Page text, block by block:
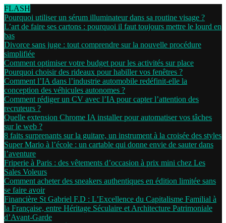
FLASH
Pourquoi utiliser un sérum illuminateur dans sa routine visage ?
L’art de faire ses cartons : pourquoi il faut toujours mettre le lourd en
bas
Divorce sans juge : tout comprendre sur la nouvelle procédure
simplifiée
Comment optimiser votre budget pour les activités sur place
Pourquoi choisir des rideaux pour habiller vos fenêtres ?
Comment l’IA dans l’industrie automobile redéfinit-elle la
conception des véhicules autonomes ?
Comment rédiger un CV avec l’IA pour capter l’attention des
recruteurs ?
Quelle extension Chrome IA installer pour automatiser vos tâches
sur le web ?
8 faits surprenants sur la guitare, un instrument à la croisée des styles
Super Mario à l’école : un cartable qui donne envie de sauter dans
l’aventure
Friperie à Paris : des vêtements d’occasion à prix mini chez Les
Sales Voleurs
Comment acheter des sneakers authentiques en édition limitée sans
se faire avoir
Financière St Gabriel F.D : L’Excellence du Capitalisme Familial à
la Française, entre Héritage Séculaire et Architecture Patrimoniale
d’Avant-Garde